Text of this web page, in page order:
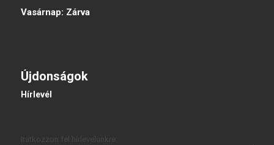
Vasárnap: Zárva
Újdonságok
Hírlevél